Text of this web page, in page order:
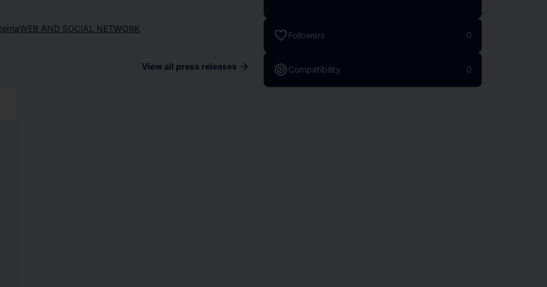
WEB AND SOCIAL NETWORK
View all press releases arrow_forward
favoriteFollowers 0
targetCompatibility 0